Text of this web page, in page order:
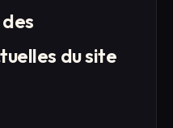
du site